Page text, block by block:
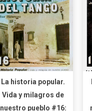
La historia popular.
Vida y milagros de
nuestro pueblo #16: